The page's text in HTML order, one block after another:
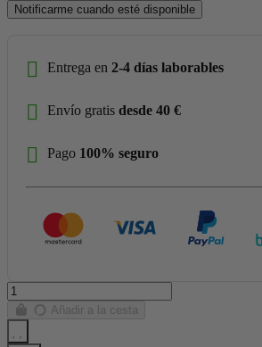
Notificarme cuando esté disponible
Entrega en 2-4 días laborables
Envío gratis desde 40 €
Pago 100% seguro
Añadir a la cesta